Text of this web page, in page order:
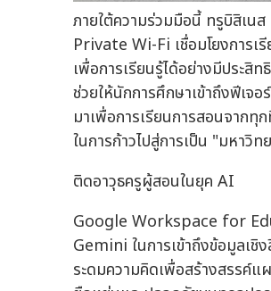
ภายใต้ความร่วมมือนี้ ทรูบิสิเนส
Private Wi-Fi เชื่อมโยงการ
เพื่อการเรียนรู้ได้อย่างมีประ
ช่วยให้นักการศึกษาเข้าถึงฟีเจ
มาเพื่อการเรียนการสอนจาก
ในการก้าวไปสู่การเป็น "มหาวิ
ติดอาวุธครูผู้สอนในยุค AI
Google Workspace for
Gemini ในการเข้าถึงข้อมูลเชิ
ระดมความคิดเพื่อสร้างสรรค์แ